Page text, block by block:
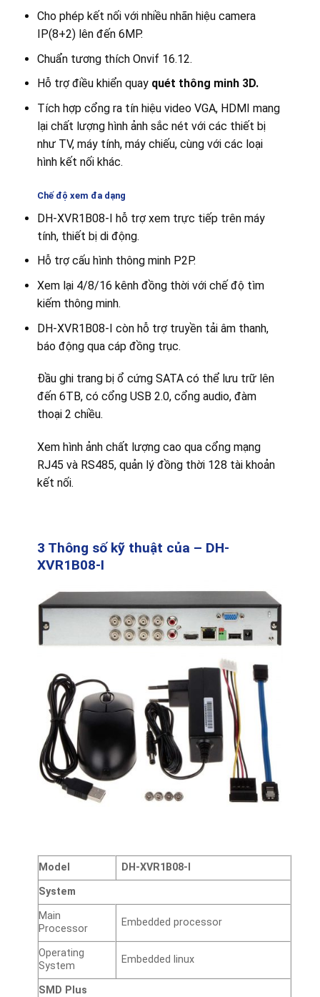
Cho phép kết nối với nhiều nhãn hiệu camera
IP(8+2) lên đến 6MP.
Chuẩn tương thích Onvif 16.12.
Hỗ trợ điều khiển quay quét thông minh 3D.
Tích hợp cổng ra tín hiệu video VGA, HDMI mang
lại chất lượng hình ảnh sắc nét với các thiết bị
như TV, máy tính, máy chiếu, cùng với các loại
hình kết nối khác.
Chế độ xem đa dạng
DH-XVR1B08-I hỗ trợ xem trực tiếp trên máy
tính, thiết bị di động.
Hỗ trợ cấu hình thông minh P2P.
Xem lại 4/8/16 kênh đồng thời với chế độ tìm
kiếm thông minh.
DH-XVR1B08-I còn hỗ trợ truyền tải âm thanh,
báo động qua cáp đồng trục.
Đầu ghi trang bị ổ cứng SATA có thể lưu trữ lên
đến 6TB, có cổng USB 2.0, cổng audio, đàm
thoại 2 chiều.
Xem hình ảnh chất lượng cao qua cổng mạng
RJ45 và RS485, quản lý đồng thời 128 tài khoản
kết nối.
3 Thông số kỹ thuật của – DH-
XVR1B08-I
Model
DH-XVR1B08-I
System
Main
Processor
Embedded processor
Operating
System
Embedded linux
SMD Plus